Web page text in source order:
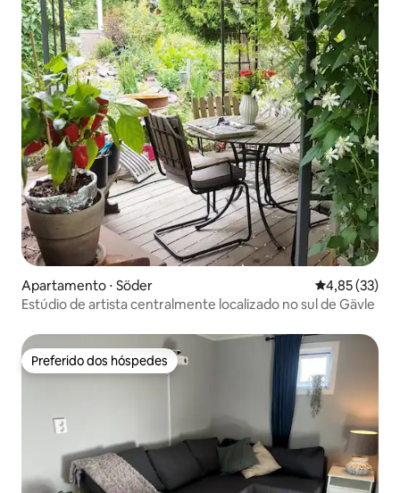
Apartamento ⋅ Söder 4,85 de uma
4,85 (33)
Estúdio de artista centralmente localizado no sul de Gävle
Preferido dos hóspedes
Preferido dos hóspedes